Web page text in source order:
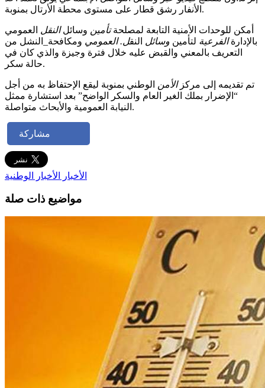
الأنفار رشق قطار على مستوى محطة الأرتال بمنوبة.
أمكن للوحدات الأمنية التابعة لمصلحةتأمين وسائلالنقل العمومي
بالإدارةالفرعية لتأمين وسائل النقل. العمومي ومكافحة_النشل من
التعريف بالمعني والقبض عليه خلال فترة وجيزة والذي كان في
حالة سكر.
تم تقديمه إلى مركزالأمن الوطني بمنوبة ليقع الإحتفاظ به من أجل
“الإضرار بملك الغير العام والسكر الواضح” بعد استشارة ممثل
النيابة العمومية والأبحاث متواصلة.
مشاركة
الأخبار الأخبار الوطنية
مواضيع ذات صلة